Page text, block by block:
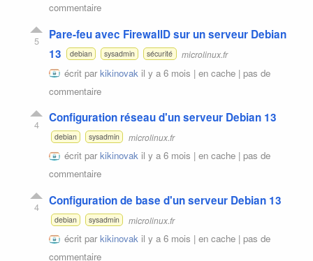
commentaire
5
Pare-feu avec FirewallD sur un serveur Debian
13
debian sysadmin sécurité microlinux.fr
écrit parkikinovak il y a 6 mois | en cache | pas de
commentaire
4 Configuration réseau d'un serveur Debian 13
debian sysadmin microlinux.fr
écrit parkikinovak il y a 6 mois | en cache | pas de
commentaire
4 Configuration de base d'un serveur Debian 13
debian sysadmin microlinux.fr
écrit parkikinovak il y a 6 mois | en cache | pas de
commentaire